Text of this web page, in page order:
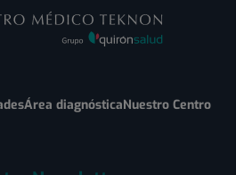
Área diagnósticaNuestro Centro